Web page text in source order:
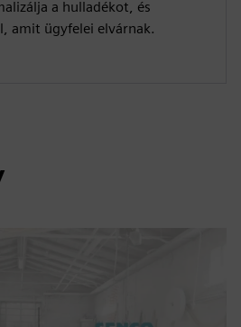
a hulladékot, és
amit ügyfelei elvárnak.